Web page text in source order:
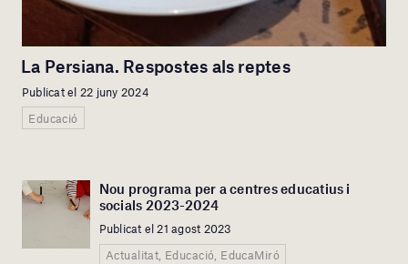
La Persiana. Respostes als reptes
Publicat el 22 juny 2024
Educació
Nou programa per a centres educatius i
socials 2023-2024
Publicat el 21 agost 2023
Actualitat, Educació, EducaMiró